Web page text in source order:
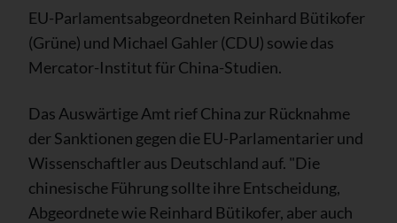
EU-Parlamentsabgeordneten Reinhard Bütikofer
(Grüne) und Michael Gahler (CDU) sowie das
Mercator-Institut für China-Studien.
Das Auswärtige Amt rief China zur Rücknahme
der Sanktionen gegen die EU-Parlamentarier und
Wissenschaftler aus Deutschland auf. "Die
chinesische Führung sollte ihre Entscheidung,
Abgeordnete wie Reinhard Bütikofer, aber auch